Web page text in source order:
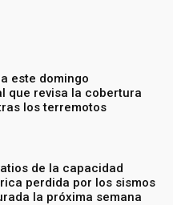
este domingo
que revisa la cobertura
los terremotos
de la capacidad
perdida por los sismos
la próxima semana